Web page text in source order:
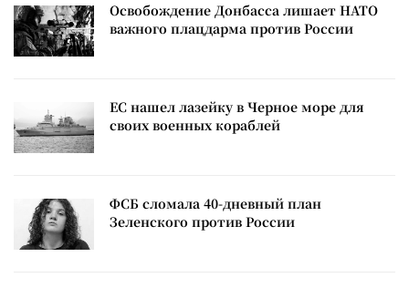
Освобождение Донбасса лишает НАТО
важного плацдарма против России
ЕС нашел лазейку в Черное море для
своих военных кораблей
ФСБ сломала 40-дневный план
Зеленского против России